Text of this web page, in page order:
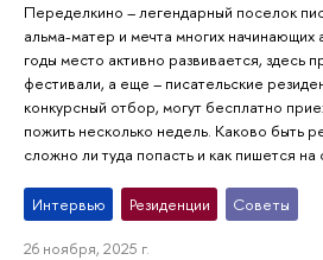
Переделкино – легендарный поселок
альма-матер и мечта многих начинающих
годы место активно развивается, здесь
фестивали, а еще – писательские
конкурсный отбор, могут бесплатно
пожить несколько недель. Каково быть
сложно ли туда попасть и как пишется
Интервью Резиденции Советы
26 ноября, 2025 г.